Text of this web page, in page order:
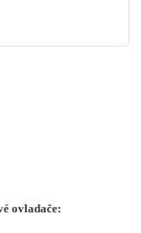
ovladače: